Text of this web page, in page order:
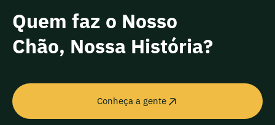
Quem faz o Nosso
Chão, Nossa História?
Conheça a gente